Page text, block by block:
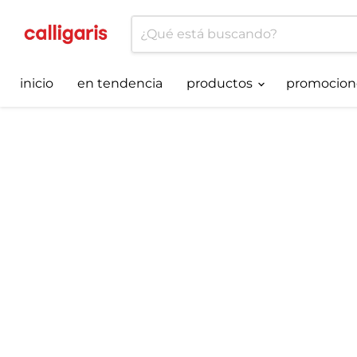
inicio en tendencia productos